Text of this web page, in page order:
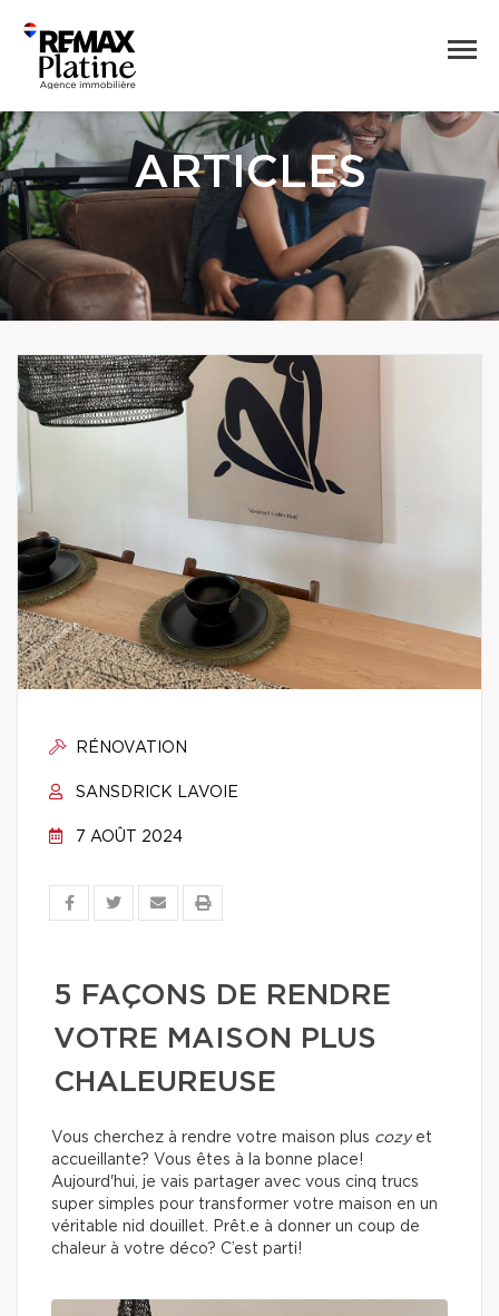
ARTICLES
RÉNOVATION
SANSDRICK LAVOIE
7 AOÛT 2024
5 FAÇONS DE RENDRE
VOTRE MAISON PLUS
CHALEUREUSE
Vous cherchez à rendre votre maison plus cozyet
accueillante? Vous êtes à la bonne place!
Aujourd'hui, je vais partager avec vous cinq trucs
super simples pour transformer votre maison en un
véritable nid douillet. Prêt.e à donner un coup de
chaleur à votre déco? C’est parti!